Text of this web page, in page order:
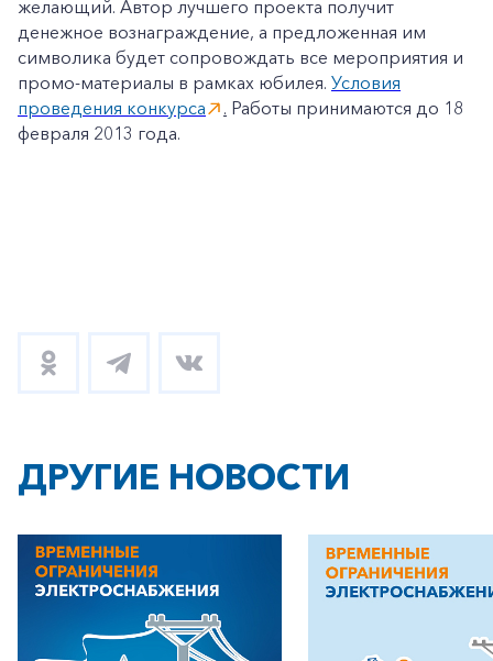
желающий. Автор лучшего проекта получит
денежное вознаграждение, а предложенная им
символика будет сопровождать все мероприятия и
промо-материалы в рамках юбилея. Условия
проведения конкурса
. Работы принимаются до 18
февраля 2013 года.
ДРУГИЕ НОВОСТИ